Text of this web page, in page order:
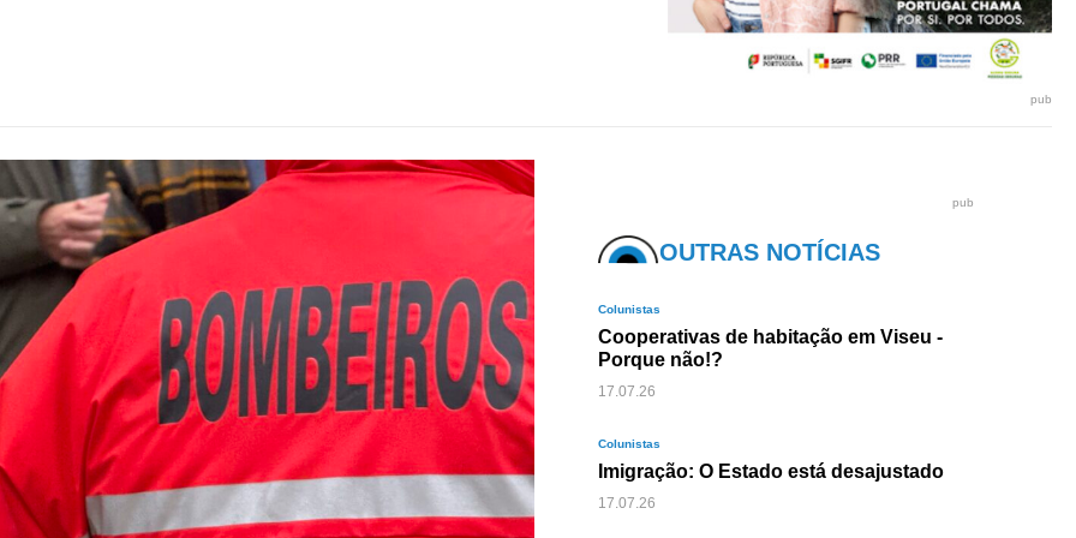
pub
pub
OUTRAS NOTÍCIAS
Colunistas
Cooperativas de habitação em Viseu -
Porque não!?
17.07.26
Colunistas
Imigração: O Estado está desajustado
17.07.26